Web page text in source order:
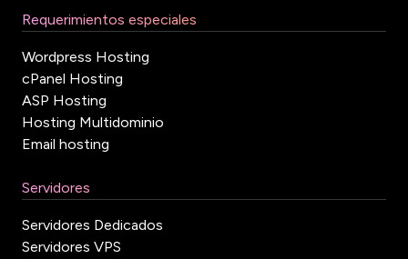
Requerimientos especiales
Wordpress Hosting
cPanel Hosting
ASP Hosting
Hosting Multidominio
Email hosting
Servidores
Servidores Dedicados
Servidores VPS